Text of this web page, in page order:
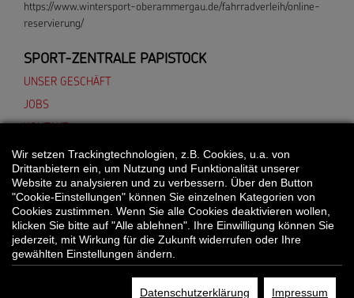
https://www.wintersport-oberammergau.de/fahrradverleih/online-
reservierung/
SPORT-ZENTRALE PAPISTOCK
UNSER GESCHÄFT
JOBS
*Alle Preisangaben gelten inklusive gesetzlichen MwSt. und bei Selbstabholung.
Bei Preisen, die mit "UVP" gekennzeichnet sind, handelt es sich um die
© Sport-Zentrale Papistock
Wir setzen Trackingtechnologien, z.B. Cookies, u.a. von
Drittanbietern ein, um Nutzung und Funktionalität unserer
Website zu analysieren und zu verbessern. Über den Button
"Cookie-Einstellungen" können Sie einzelnen Kategorien von
Cookies zustimmen. Wenn Sie alle Cookies deaktivieren wollen,
klicken Sie bitte auf "Alle ablehnen". Ihre Einwilligung können Sie
jederzeit, mit Wirkung für die Zukunft widerrufen oder Ihre
gewählten Einstellungen ändern.
Datenschutzerklärung Impressum